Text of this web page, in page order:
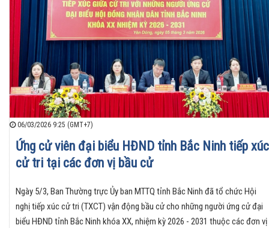
06/03/2026 9:25 (GMT+7)
Ứng cử viên đại biểu HĐND tỉnh Bắc Ninh tiếp xúc
cử tri tại các đơn vị bầu cử
Ngày 5/3, Ban Thường trực Ủy ban MTTQ tỉnh Bắc Ninh đã tổ chức Hội
nghị tiếp xúc cử tri (TXCT) vận động bầu cử cho những người ứng cử đại
biểu HĐND tỉnh Bắc Ninh khóa XX, nhiệm kỳ 2026 - 2031 thuộc các đơn vị